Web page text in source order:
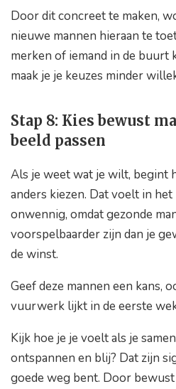
Door dit concreet te maken,
nieuwe mannen hieraan te
merken of iemand in de buurt
maak je je keuzes minder
Stap 8: Kies bewust
beeld passen
Als je weet wat je wilt, begint
anders kiezen. Dat voelt in
onwennig, omdat gezonde
voorspelbaarder zijn dan je
de winst.
Geef deze mannen een kans,
vuurwerk lijkt in de eerste
Kijk hoe je je voelt als je
ontspannen en blij? Dat zijn
goede weg bent. Door